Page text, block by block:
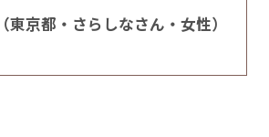
（東京都・さらしなさん・女性）